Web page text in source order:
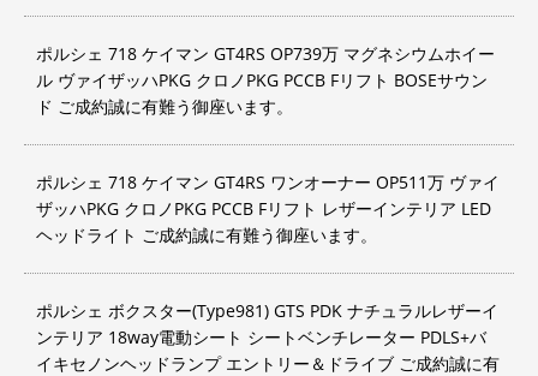
ポルシェ 718 ケイマン GT4RS OP739万 マグネシウムホイー
ル ヴァイザッハPKG クロノPKG PCCB Fリフト BOSEサウン
ド ご成約誠に有難う御座います。
ポルシェ 718 ケイマン GT4RS ワンオーナー OP511万 ヴァイ
ザッハPKG クロノPKG PCCB Fリフト レザーインテリア LED
ヘッドライト ご成約誠に有難う御座います。
ポルシェ ボクスター(Type981) GTS PDK ナチュラルレザーイ
ンテリア 18way電動シート シートベンチレーター PDLS+バ
イキセノンヘッドランプ エントリー＆ドライブ ご成約誠に有